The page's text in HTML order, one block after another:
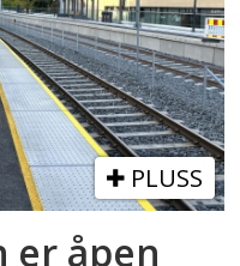
PLUSS
er åpen